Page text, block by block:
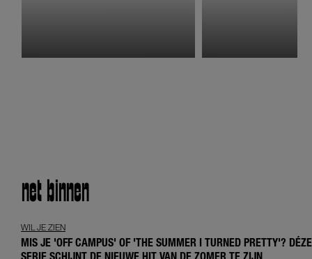
net binnen
WIL JE ZIEN
MIS JE 'OFF CAMPUS' OF 'THE SUMMER I TURNED PRETTY'? DÉZE